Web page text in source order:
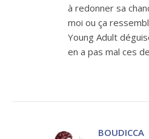
à redonner sa
moi ou ça
Young Adult
en a pas mal ces
BOUDICCA